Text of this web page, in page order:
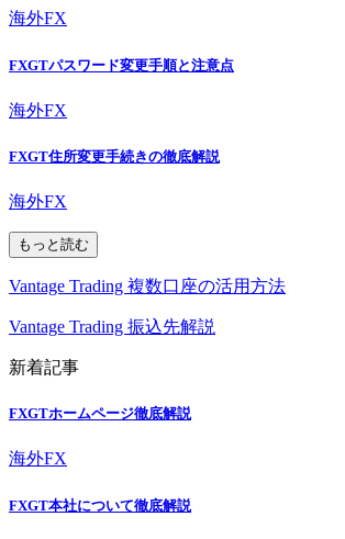
海外FX
FXGTパスワード変更手順と注意点
海外FX
FXGT住所変更手続きの徹底解説
海外FX
もっと読む
Vantage Trading 複数口座の活用方法
Vantage Trading 振込先解説
新着記事
FXGTホームページ徹底解説
海外FX
FXGT本社について徹底解説